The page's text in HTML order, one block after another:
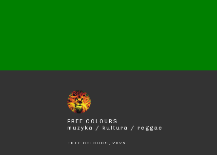
FREE COLOURS
muzyka / kultura / reggae
FREE COLOURS, 2025